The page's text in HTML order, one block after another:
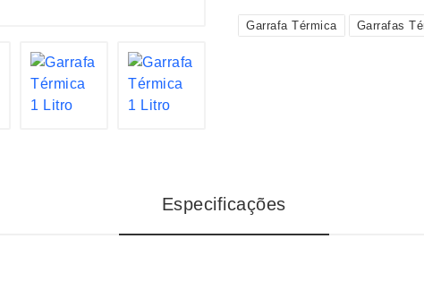
Garrafa Térmica Garrafas
Especificações